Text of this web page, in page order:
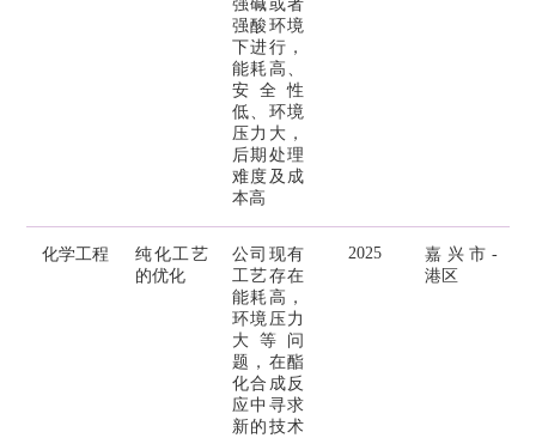
强碱或者
强酸环境
下进行，
能耗高、
安全性
低、环境
压力大，
后期处理
难度及成
本高
化学工程
纯化工艺
的优化
公司现有
工艺存在
能耗高，
环境压力
大等问
题，在酯
化合成反
应中寻求
新的技术
2025
嘉兴市-
港区